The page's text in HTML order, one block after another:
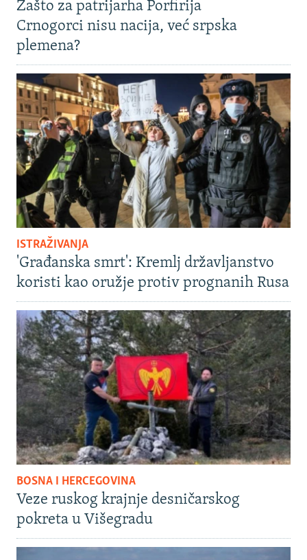
Zašto za patrijarha Porfirija
Crnogorci nisu nacija, već srpska
plemena?
ISTRAŽIVANJA
'Građanska smrt': Kremlj državljanstvo
koristi kao oružje protiv prognanih Rusa
BOSNA I HERCEGOVINA
Veze ruskog krajnje desničarskog
pokreta u Višegradu